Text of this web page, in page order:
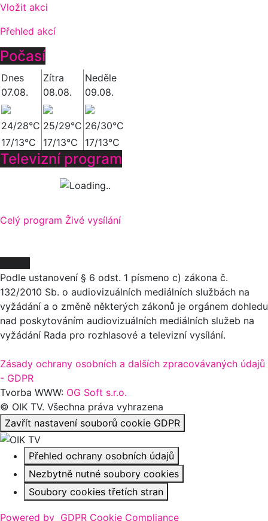
Vložit akci
Přehled akcí
Počasí
Dnes
07.08.
Zítra
08.08.
Neděle
09.08.
24/28°C 25/29°C 26/30°C
17/13°C
17/13°C 17/13°C
Televizní program
Celý program Živé vysílání
Podle ustanovení § 6 odst. 1 písmeno c) zákona č.
132/2010 Sb. o audiovizuálních mediálních službách na
vyžádání a o změně některých zákonů je orgánem dohledu
nad poskytováním audiovizuálních mediálních služeb na
vyžádání Rada pro rozhlasové a televizní vysílání.
Zásady ochrany osobních a dalších zpracovávaných údajů
- GDPR
Tvorba WWW: OG Soft s.r.o.
© OIK TV. Všechna práva vyhrazena
Zavřít nastavení souborů cookie GDPR
Přehled ochrany osobních údajů
Nezbytně nutné soubory cookies
Soubory cookies třetích stran
Powered by GDPR Cookie Compliance